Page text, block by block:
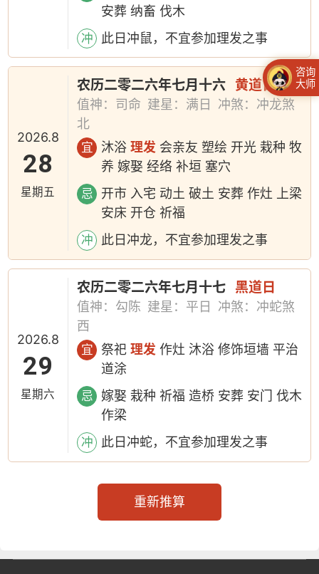
安葬 纳畜 伐木
冲 此日冲鼠，不宜参加理发之事
2026.8
28
星期五
农历二零二六年七月十六 黄道日
值神：司命 建星：满日
冲煞：冲龙煞
北
宜 沐浴理发 会亲友 塑绘 开光 栽种 牧
养 嫁娶 经络 补垣 塞穴
忌
开市 入宅 动土 破土 安葬 作灶 上梁
安床 开仓 祈福
冲 此日冲龙，不宜参加理发之事
2026.8
29
星期六
农历二零二六年七月十七 黑道日
值神：勾陈 建星：平日
冲煞：冲蛇煞
西
宜 祭祀理发 作灶 沐浴 修饰垣墙 平治
道涂
忌
嫁娶 栽种 祈福 造桥 安葬 安门 伐木
作梁
冲 此日冲蛇，不宜参加理发之事
重新推算
咨询
大师